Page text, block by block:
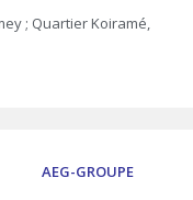
; Quartier Koiramé,
AEG-GROUPE